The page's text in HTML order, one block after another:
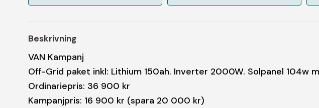
Beskrivning
VAN Kampanj
Off-Grid paket inkl: Lithium 150ah. Inverter 2000W. Solpanel 104w
Ordinariepris: 36 900 kr
Kampanjpris: 16 900 kr (spara 20 000 kr)